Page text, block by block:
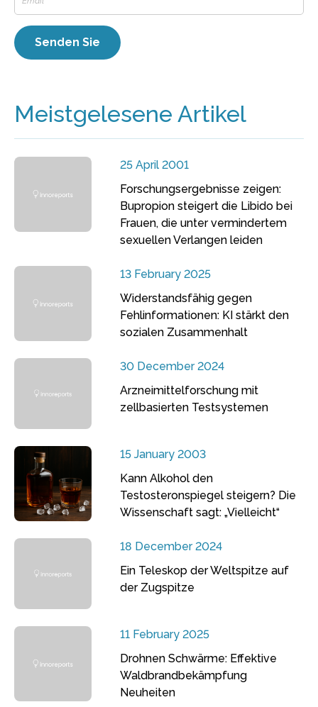
Meistgelesene Artikel
25 April 2001
Forschungsergebnisse zeigen:
Bupropion steigert die Libido bei
Frauen, die unter vermindertem
sexuellen Verlangen leiden
13 February 2025
Widerstandsfähig gegen
Fehlinformationen: KI stärkt den
sozialen Zusammenhalt
30 December 2024
Arzneimittelforschung mit
zellbasierten Testsystemen
15 January 2003
Kann Alkohol den
Testosteronspiegel steigern? Die
Wissenschaft sagt: „Vielleicht“
18 December 2024
Ein Teleskop der Weltspitze auf
der Zugspitze
11 February 2025
Drohnen Schwärme: Effektive
Waldbrandbekämpfung
Neuheiten